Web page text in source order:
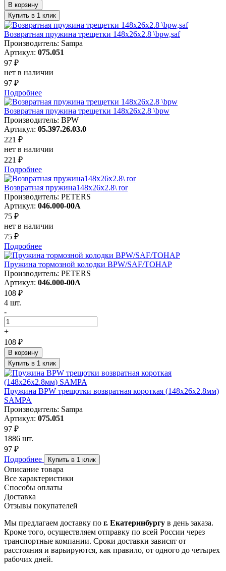
В корзину
Купить в 1 клик
Возвратная пружина трещетки 148x26x2.8 \bpw,saf
Производитель: Sampa
Артикул: 075.051
97 ₽
нет в наличии
97 ₽
Подробнее
Возвратная пружина трещетки 148x26x2.8 \bpw
Производитель: BPW
Артикул: 05.397.26.03.0
221 ₽
нет в наличии
221 ₽
Подробнее
Возвратная пружина148x26x2.8\ ror
Производитель: PETERS
Артикул: 046.000-00A
75 ₽
нет в наличии
75 ₽
Подробнее
Пружина тормозной колодки BPW/SAF/ТОНАР
Производитель: PETERS
Артикул: 046.000-00A
108 ₽
4 шт.
-
+
108 ₽
В корзину
Купить в 1 клик
Пружина BPW трещотки возвратная короткая (148х26х2.8мм)
SAMPA
Производитель: Sampa
Артикул: 075.051
97 ₽
1886 шт.
97 ₽
Подробнее
Купить в 1 клик
Описание товара
Все характеристики
Способы оплаты
Доставка
Отзывы покупателей
Мы предлагаем доставку по г. Екатеринбургу в день заказа.
Кроме того, осуществляем отправку по всей России через
транспортные компании. Сроки доставки зависят от
расстояния и варьируются, как правило, от одного до четырех
рабочих дней.